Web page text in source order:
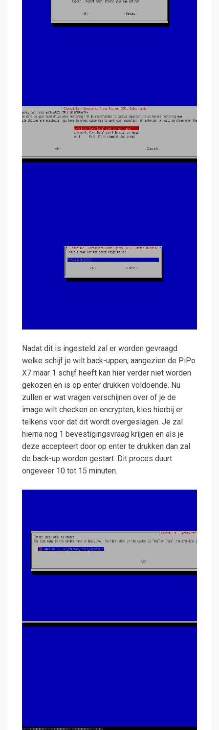
Nadat dit is ingesteld zal er worden gevraagd
welke schijf je wilt back-uppen, aangezien de PiPo
X7 maar 1 schijf heeft kan hier verder niet worden
gekozen en is op enter drukken voldoende. Nu
zullen er wat vragen verschijnen over of je de
image wilt checken en encrypten, kies hierbij er
telkens voor dat dit wordt overgeslagen. Je zal
hierna nog 1 bevestigingsvraag krijgen en als je
deze accepteert door op enter te drukken dan zal
de back-up worden gestart. Dit proces duurt
ongeveer 10 tot 15 minuten.